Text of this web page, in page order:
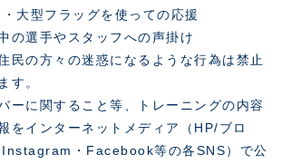
大型フラッグを使っての応援
の選手やスタッフへの声掛け
の方々の迷惑になるような行為は禁止
す。
ーに関すること等、トレーニングの内容
をインターネットメディア（HP/ブロ
・Facebook等の各SNS）で公